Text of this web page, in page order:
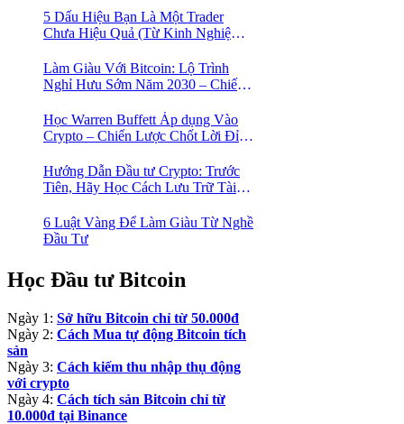
5 Dấu Hiệu Bạn Là Một Trader
Chưa Hiệu Quả (Từ Kinh Nghiệm
Làm Giàu Với Bitcoin: Lộ Trình
Nghỉ Hưu Sớm Năm 2030 – Chiến
Học Warren Buffett Áp dụng Vào
Crypto – Chiến Lược Chốt Lời Đỉnh
Hướng Dẫn Đầu tư Crypto: Trước
Tiên, Hãy Học Cách Lưu Trữ Tài
6 Luật Vàng Để Làm Giàu Từ Nghề
Đầu Tư
Học Đầu tư Bitcoin
Ngày 1: Sở hữu Bitcoin chỉ từ 50.000đ
Ngày 2: Cách Mua tự động Bitcoin tích
sản
Ngày 3: Cách kiếm thu nhập thụ động
với crypto
Ngày 4: Cách tích sản Bitcoin chỉ từ
10.000đ tại Binance